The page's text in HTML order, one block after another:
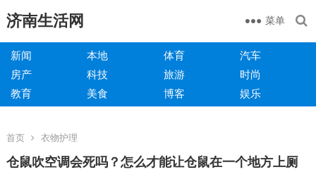
济南生活网 菜单
新闻 本地 体育
汽车
房产
科技 旅游
时尚
教育
美食 博客 娱乐
首页 衣物护理
仓鼠吹空调会死吗？怎么才能让仓鼠在一个地方上厕